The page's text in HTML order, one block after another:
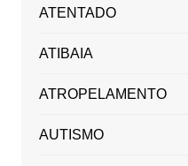
ATENTADO
ATIBAIA
ATROPELAMENTO
AUTISMO